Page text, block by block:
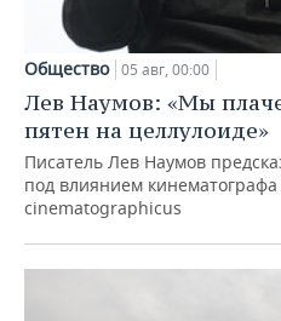
Общество 05 авг, 00:00
Лев Наумов: «Мы
пятен на целлулоиде»
Писатель Лев Наумов
под влиянием
cinematographicus